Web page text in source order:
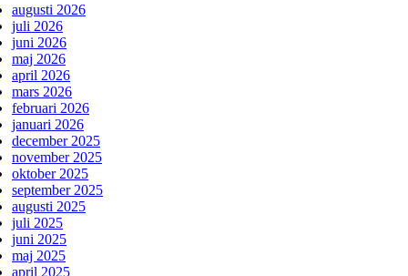
augusti 2026
juli 2026
juni 2026
maj 2026
april 2026
mars 2026
februari 2026
januari 2026
december 2025
november 2025
oktober 2025
september 2025
augusti 2025
juli 2025
juni 2025
maj 2025
april 2025